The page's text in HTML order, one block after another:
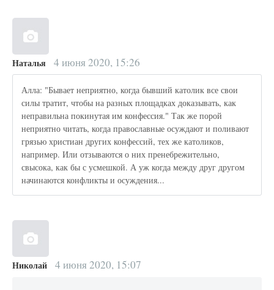
Наталья 4 июня 2020, 15:26
Алла: "Бывает неприятно, когда бывший католик все свои
силы тратит, чтобы на разных площадках доказывать, как
неправильна покинутая им конфессия." Так же порой
неприятно читать, когда православные осуждают и поливают
грязью христиан других конфессий, тех же католиков,
например. Или отзываются о них пренебрежительно,
свысока, как бы с усмешкой. А уж когда между друг другом
начинаются конфликты и осуждения...
Николай 4 июня 2020, 15:07